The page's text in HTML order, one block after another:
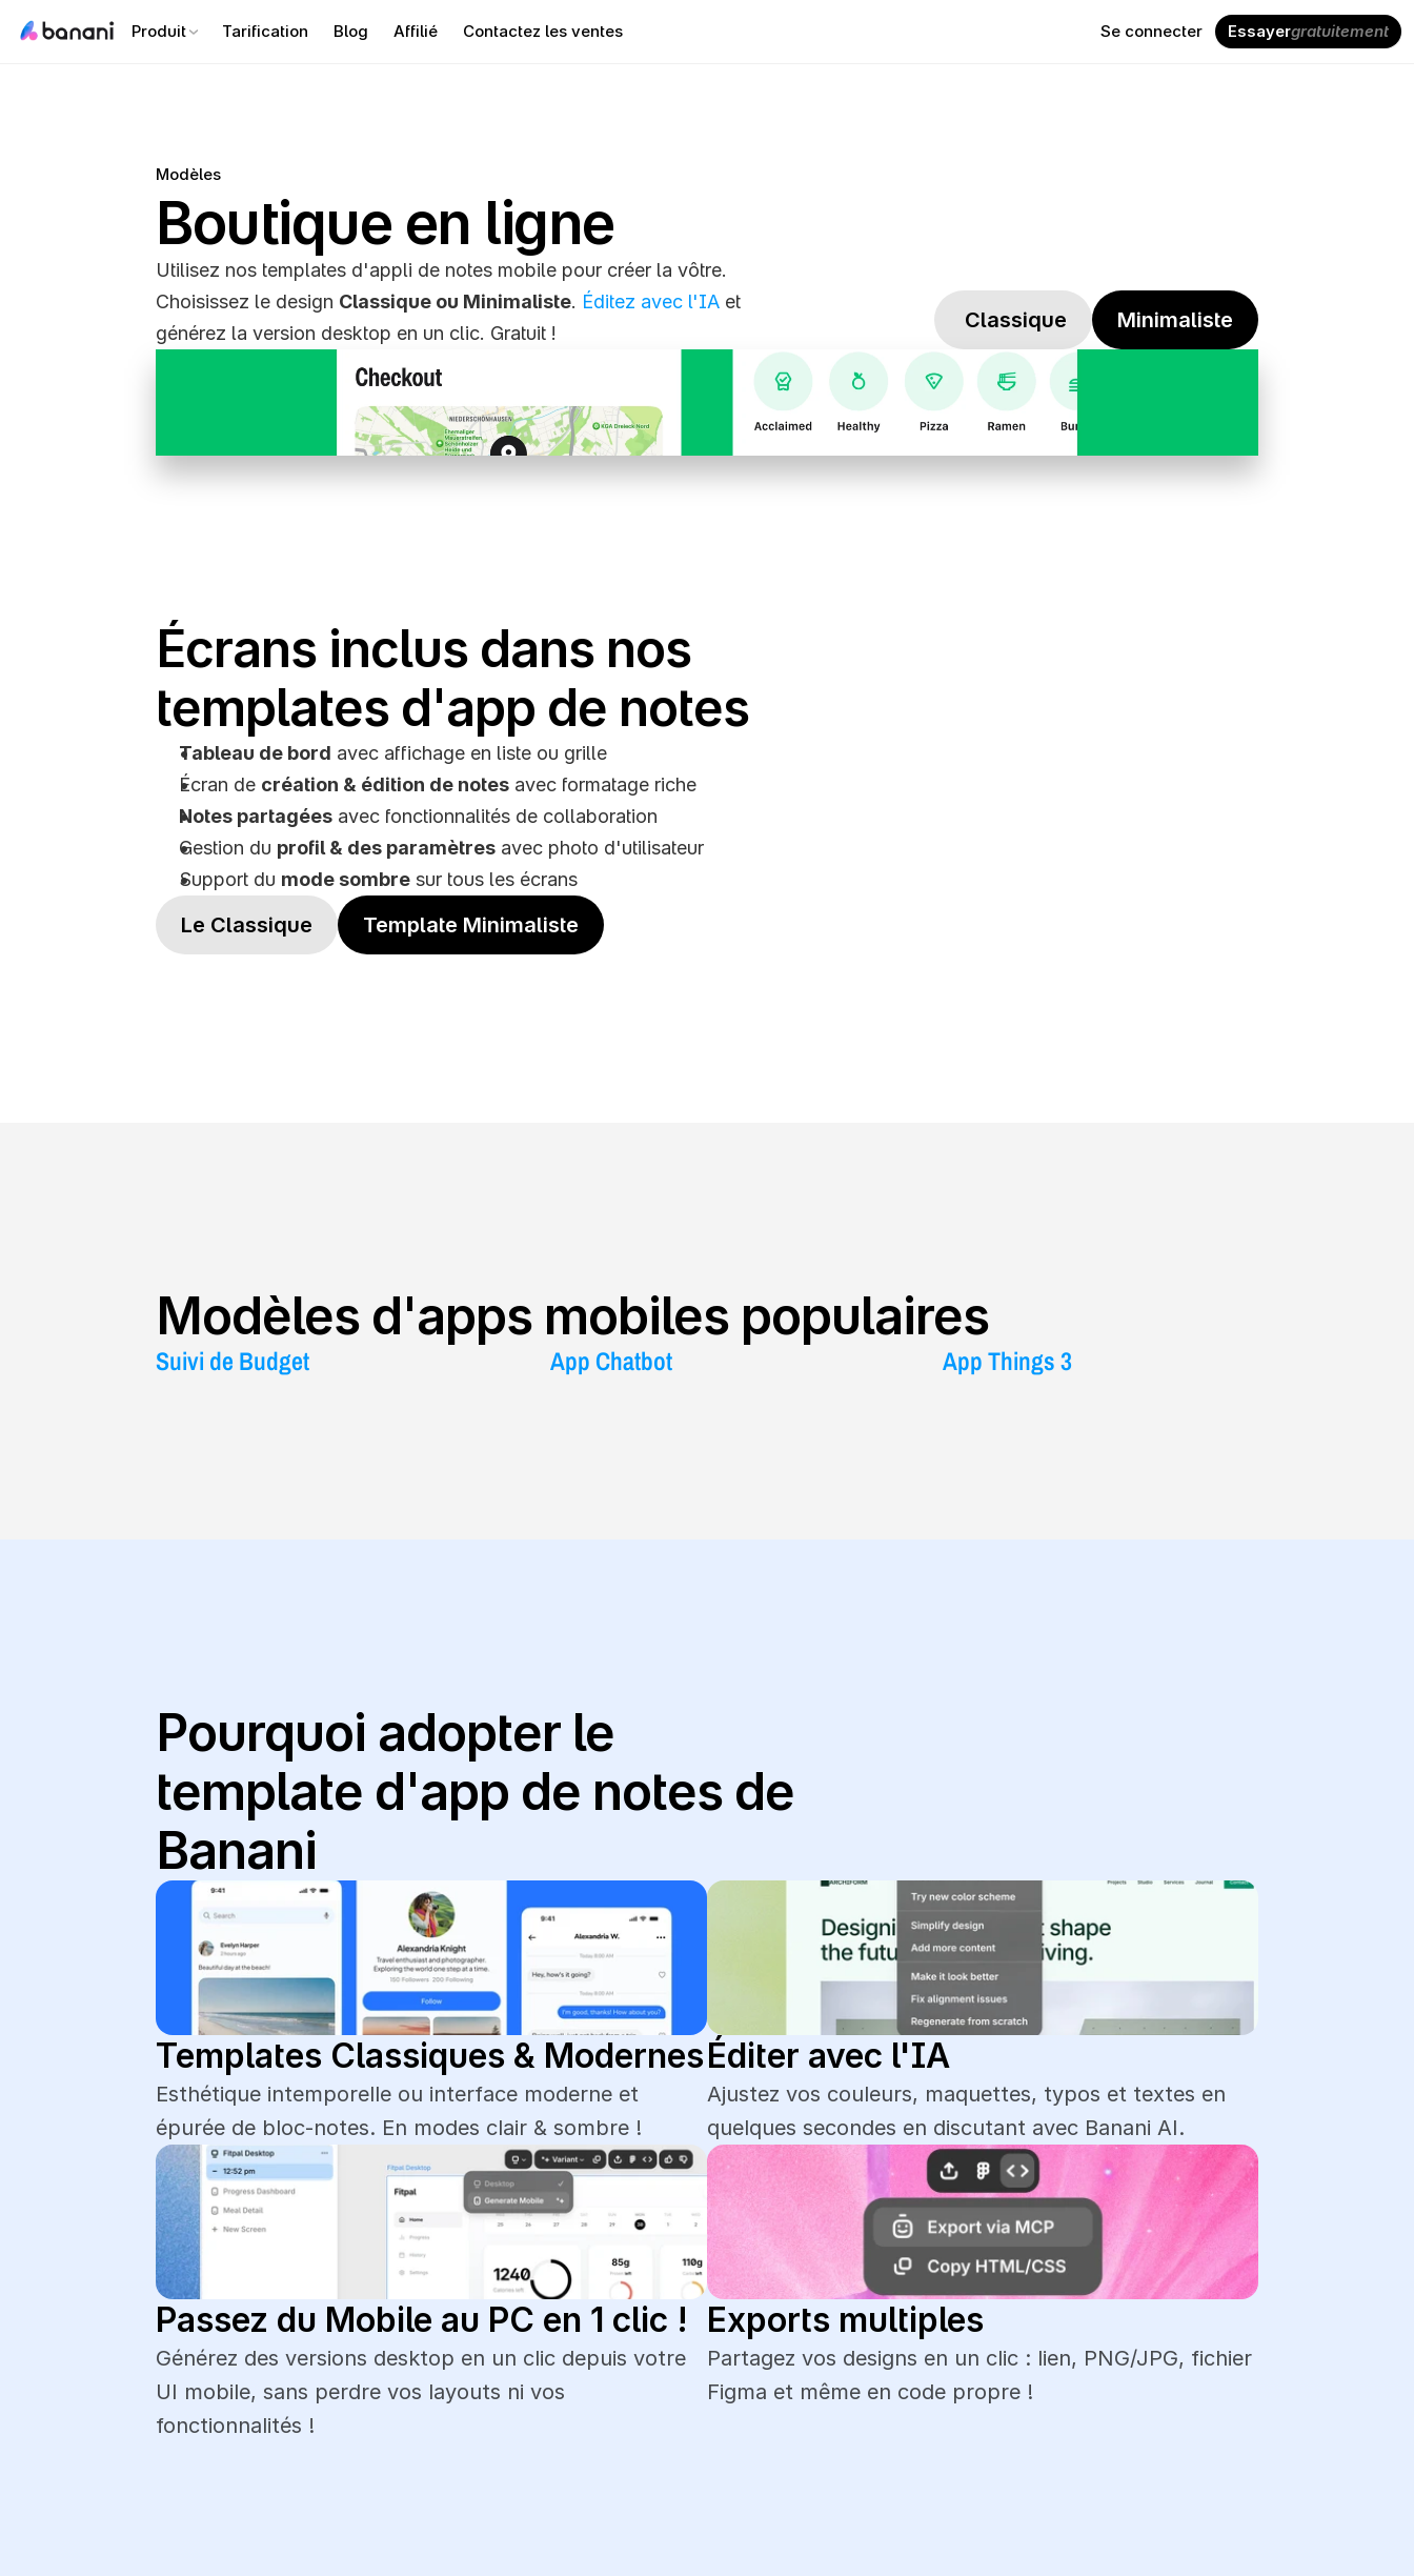
Modèles
Boutique en ligne
Utilisez nos templates d'appli de notes mobile pour créer la vôtre.
Choisissez le design Classique ou Minimaliste. Éditez avec l'IA et
générez la version desktop en un clic. Gratuit !
Classique Minimaliste
Écrans inclus dans nos
templates d'app de notes
Tableau de bord avec affichage en liste ou grille
Écran de création & édition de notes avec formatage riche
Notes partagées avec fonctionnalités de collaboration
Gestion du profil & des paramètres avec photo d'utilisateur
Support du mode sombre sur tous les écrans
Le Classique Template Minimaliste
Modèles d'apps mobiles populaires
Suivi de Budget App Chatbot App Things 3
Pourquoi adopter le
template d'app de notes de
Banani
Templates Classiques & Modernes
Esthétique intemporelle ou interface moderne et
épurée de bloc-notes. En modes clair & sombre !
Éditer avec l'IA
Ajustez vos couleurs, maquettes, typos et textes en
quelques secondes en discutant avec Banani AI.
Passez du Mobile au PC en 1 clic !
Générez des versions desktop en un clic depuis votre
UI mobile, sans perdre vos layouts ni vos
fonctionnalités !
Exports multiples
Partagez vos designs en un clic : lien, PNG/JPG, fichier
Figma et même en code propre !
Produit Tarification Blog Affilié Contactez les ventes Se connecter Essayergratuitement